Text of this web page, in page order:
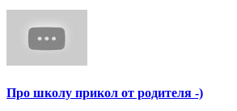
Про школу прикол от родителя -)